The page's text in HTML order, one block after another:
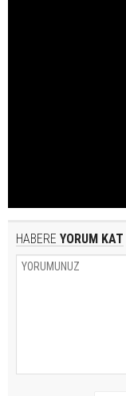
HABERE YORUM KAT